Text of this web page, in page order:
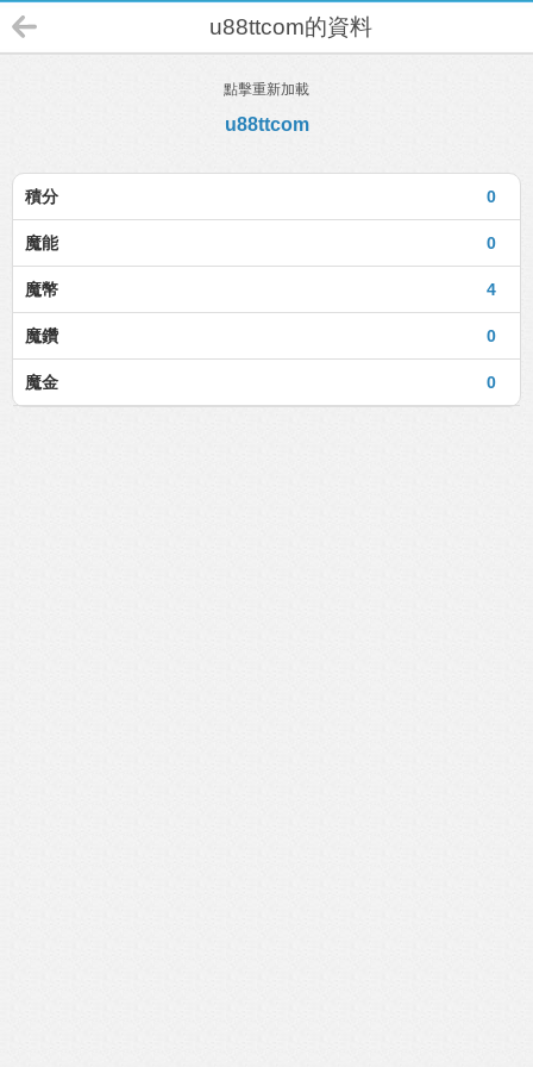
u88ttcom的資料
點擊重新加載
u88ttcom
0
積分
0
魔能
4
魔幣
0
魔鑽
0
魔金